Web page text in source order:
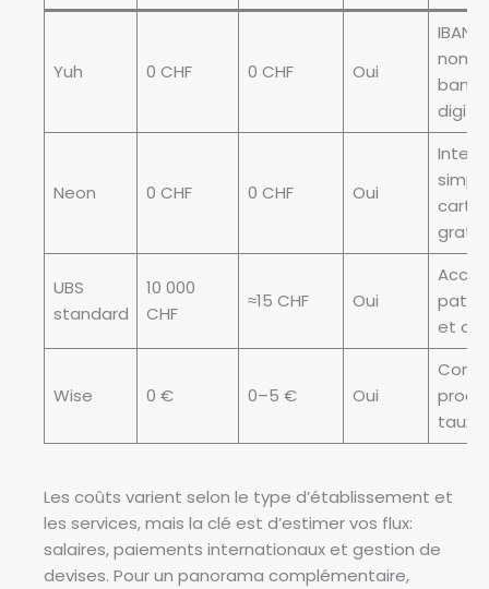
Yuh 0 CHF 0 CHF Oui
IBAN
Neon 0 CHF 0 CHF Oui
carte
UBS
standard
10 000
CHF
≈15 CHF Oui
Accès
et
Wise 0 € 0–5 € Oui
taux
Les coûts varient selon le type d’établissement et
les services, mais la clé est d’estimer vos flux:
salaires, paiements internationaux et gestion de
devises. Pour un panorama complémentaire,